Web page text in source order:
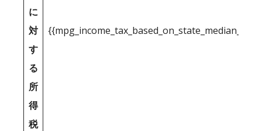
に
対
す
る
所
得
税